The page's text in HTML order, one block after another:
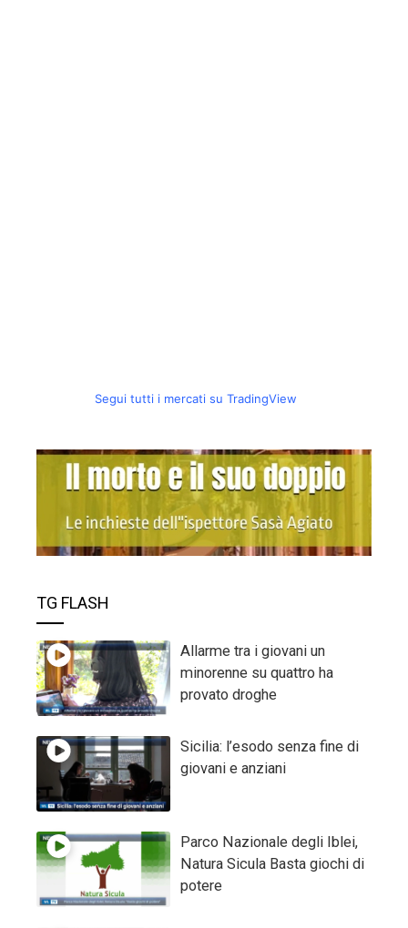
Segui tutti i mercati su TradingView
TG FLASH
Allarme tra i giovani un
minorenne su quattro ha
provato droghe
Sicilia: l’esodo senza fine di
giovani e anziani
Parco Nazionale degli Iblei,
Natura Sicula Basta giochi di
potere